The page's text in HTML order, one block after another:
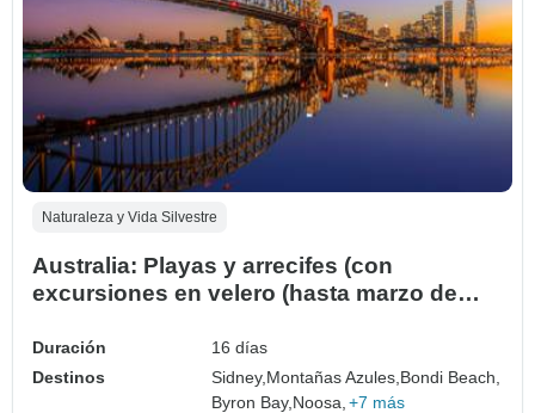
Naturaleza y Vida Silvestre
Australia: Playas y arrecifes (con
excursiones en velero (hasta marzo de
Duración
16 días
Destinos
Sidney, Montañas Azules, Bondi Beach,
Byron Bay, Noosa, +7 más